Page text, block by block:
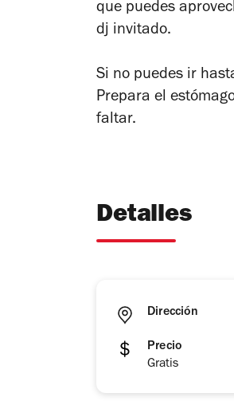
que puedes
dj invitado.
Si no puedes ir
Prepara el
faltar.
Detalles
Dirección
Precio
Gratis